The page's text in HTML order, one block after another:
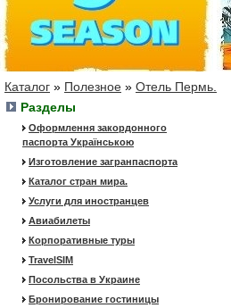
Каталог » Полезное » Отель Пермь.
Разделы
Оформлення закордонного
паспорта Українською
Изготовление загранпаспорта
Каталог стран мира.
Услуги для иностранцев
Авиабилеты
Корпоративные туры
TravelSIM
Посольства в Украине
Бронирование гостиницы